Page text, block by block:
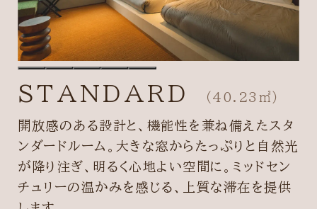
STANDARD （40.23㎡）
開放感のある設計と、機能性を兼ね備えたスタ
ンダードルーム。大きな窓からたっぷりと自然光
が降り注ぎ、明るく心地よい空間に。ミッドセン
チュリーの温かみを感じる、上質な滞在を提供